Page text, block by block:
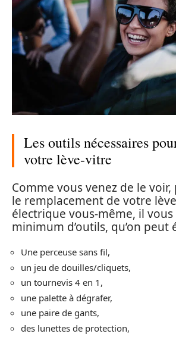
Les outils nécessaires
votre lève-vitre
Comme vous venez de le
le remplacement de votre
électrique vous-même, il
minimum d’outils, qu’on peut
Une perceuse sans fil,
un jeu de douilles/cliquets,
un tournevis 4 en 1,
une palette à dégrafer,
une paire de gants,
des lunettes de protection,